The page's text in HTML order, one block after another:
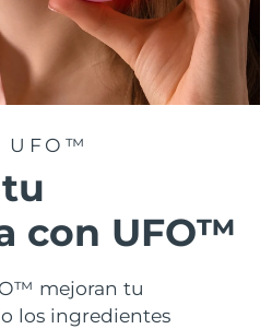
UFO™
con UFO™
mejoran tu
los ingredientes
Entrega prevista8/10/26
Entrega prevista8/14/26